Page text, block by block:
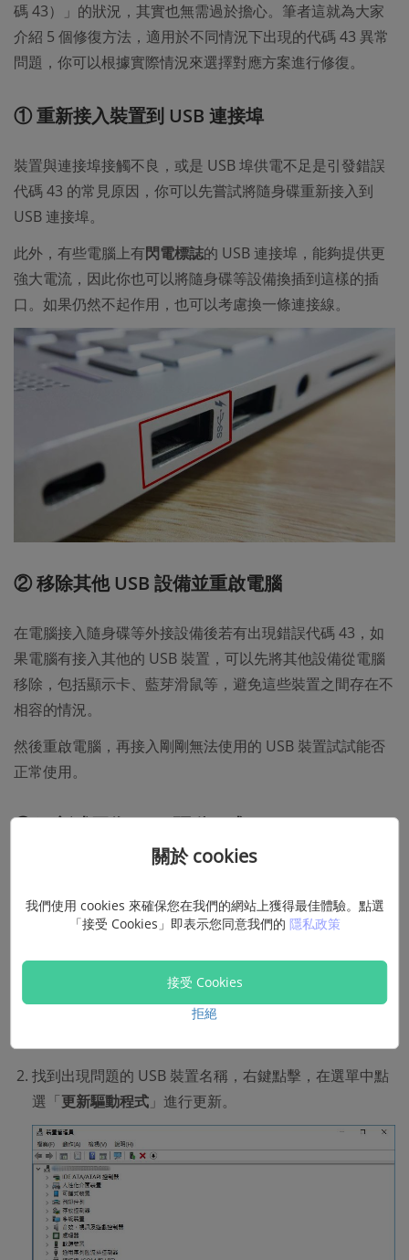
碼 43）」的狀況，其實也無需過於擔心。筆者這就為大家
介紹 5 個修復方法，適用於不同情況下出現的代碼 43 異常
問題，你可以根據實際情況來選擇對應方案進行修復。
① 重新接入裝置到 USB 連接埠
裝置與連接埠接觸不良，或是 USB 埠供電不足是引發錯誤
代碼 43 的常見原因，你可以先嘗試將隨身碟重新接入到
USB 連接埠。
此外，有些電腦上有閃電標誌的 USB 連接埠，能夠提供更
強大電流，因此你也可以將隨身碟等設備換插到這樣的插
口。如果仍然不起作用，也可以考慮換一條連接線。
② 移除其他 USB 設備並重啟電腦
在電腦接入隨身碟等外接設備後若有出現錯誤代碼 43，如
果電腦有接入其他的 USB 裝置，可以先將其他設備從電腦
移除，包括顯示卡、藍芽滑鼠等，避免這些裝置之間存在不
相容的情況。
然後重啟電腦，再接入剛剛無法使用的 USB 裝置試試能否
正常使用。
③ 更新或回復 USB 驅動程式
「Windows 已停止這個裝置，因為它發生了問題（代碼
43）」的問題，這個原因導致的話，則適用這個方法，那就
點擊 Win 圖示選擇「搜尋」並輸入「裝置管理員」開啟
找到出現問題的 USB 裝置名稱，右鍵點擊，在選單中點
選「更新驅動程式 」進行更新。
關於 cookies
我們使用 cookies 來確保您在我們的網站上獲得最佳體驗。點選
「接受 Cookies」即表示您同意我們的 隱私政策
接受 Cookies
拒絕